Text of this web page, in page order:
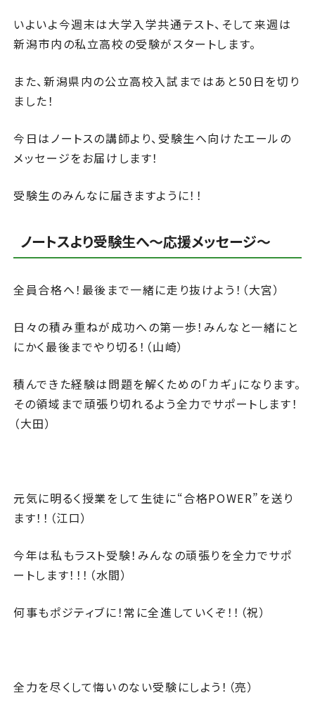
いよいよ今週末は大学入学共通テスト、そして来週は
新潟市内の私立高校の受験がスタートします。
また、新潟県内の公立高校入試まではあと50日を切り
ました！
今日はノートスの講師より、受験生へ向けたエールの
メッセージをお届けします！
受験生のみんなに届きますように！！
ノートスより受験生へ～応援メッセージ～
全員合格へ！最後まで一緒に走り抜けよう！（大宮）
日々の積み重ねが成功への第一歩！みんなと一緒にと
にかく最後までやり切る！（山崎）
積んできた経験は問題を解くための「カギ」になります。
その領域まで頑張り切れるよう全力でサポートします！
（大田）
元気に明るく授業をして生徒に“合格POWER”を送り
ます！！（江口）
今年は私もラスト受験！みんなの頑張りを全力でサポ
ートします！！！（水間）
何事もポジティブに！常に全進していくぞ！！（祝）
全力を尽くして悔いのない受験にしよう！（亮）